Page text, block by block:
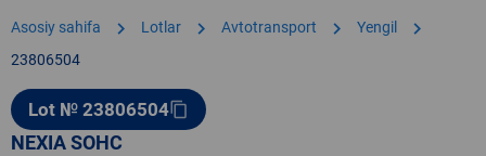
Asosiy sahifa chevron_right Lotlar chevron_right Avtotransport chevron_right Yengil chevron_right
23806504
Lot № 23806504content_copy
NEXIA SOHC